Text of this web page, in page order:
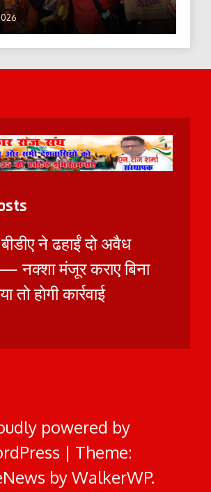
ने ढहाईं दो अवैध
— नक्शा मंजूर कराए बिना
तो होगी कार्रवाई
powered by
| Theme:
byWalkerWP.